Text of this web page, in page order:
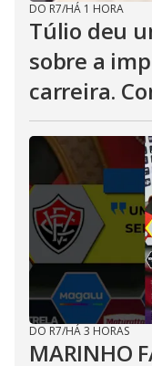
DO R7/HÁ 1 HORA
Túlio deu
sobre a
carreira.
DO R7/HÁ 3 HORAS
MARINHO